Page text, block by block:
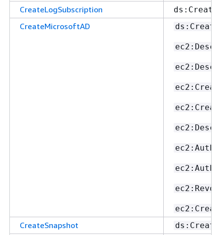
CreateLogSubscription
CreateMicrosoftAD
CreateSnapshot